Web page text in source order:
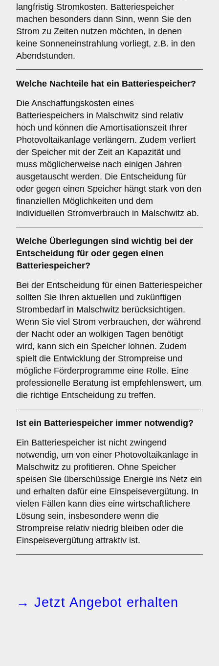
langfristig Stromkosten. Batteriespeicher
machen besonders dann Sinn, wenn Sie den
Strom zu Zeiten nutzen möchten, in denen
keine Sonneneinstrahlung vorliegt, z.B. in den
Abendstunden.
Welche Nachteile hat ein Batteriespeicher?
Die Anschaffungskosten eines
Batteriespeichers in Malschwitz sind relativ
hoch und können die Amortisationszeit Ihrer
Photovoltaikanlage verlängern. Zudem verliert
der Speicher mit der Zeit an Kapazität und
muss möglicherweise nach einigen Jahren
ausgetauscht werden. Die Entscheidung für
oder gegen einen Speicher hängt stark von den
finanziellen Möglichkeiten und dem
individuellen Stromverbrauch in Malschwitz ab.
Welche Überlegungen sind wichtig bei der
Entscheidung für oder gegen einen
Batteriespeicher?
Bei der Entscheidung für einen Batteriespeicher
sollten Sie Ihren aktuellen und zukünftigen
Strombedarf in Malschwitz berücksichtigen.
Wenn Sie viel Strom verbrauchen, der während
der Nacht oder an wolkigen Tagen benötigt
wird, kann sich ein Speicher lohnen. Zudem
spielt die Entwicklung der Strompreise und
mögliche Förderprogramme eine Rolle. Eine
professionelle Beratung ist empfehlenswert, um
die richtige Entscheidung zu treffen.
Ist ein Batteriespeicher immer notwendig?
Ein Batteriespeicher ist nicht zwingend
notwendig, um von einer Photovoltaikanlage in
Malschwitz zu profitieren. Ohne Speicher
speisen Sie überschüssige Energie ins Netz ein
und erhalten dafür eine Einspeisevergütung. In
vielen Fällen kann dies eine wirtschaftlichere
Lösung sein, insbesondere wenn die
Strompreise relativ niedrig bleiben oder die
Einspeisevergütung attraktiv ist.
→ Jetzt Angebot erhalten